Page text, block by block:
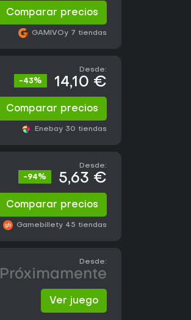
Comparar precios
GAMIVOy 7 tiendas
-43%
Desde:
14,10 €
Comparar precios
Enebay 30 tiendas
-94%
Desde:
5,63 €
Comparar precios
Gamebillety 45 tiendas
Desde:
Próximamente
Ver juego